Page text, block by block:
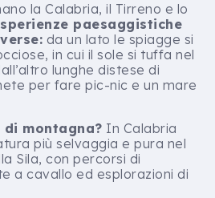
la Calabria, il Tirreno e lo
paesaggistiche
da un lato le spiagge si
in cui il sole si tuffa nel
lunghe distese di
per fare pic-nic e un mare
di montagna? In Calabria
più selvaggia e pura nel
Sila, con percorsi di
a cavallo ed esplorazioni di